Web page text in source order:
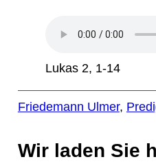
Lukas 2, 1-14
Friedemann Ulmer,
Wir laden Sie